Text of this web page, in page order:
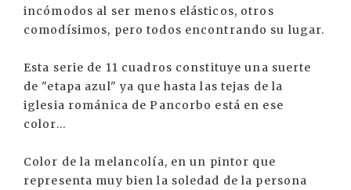
incómodos al ser menos elásticos, otros
comodísimos, pero todos encontrando su lugar.
Esta serie de 11 cuadros constituye una suerte
de "etapa azul" ya que hasta las tejas de la
iglesia románica de Pancorbo está en ese
color...
Color de la melancolía, en un pintor que
representa muy bien la soledad de la persona